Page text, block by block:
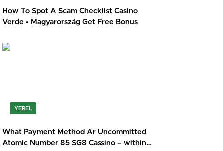
How To Spot A Scam Checklist Casino
Verde • Magyarország Get Free Bonus
YEREL
What Payment Method Ar Uncommitted
Atomic Number 85 SG8 Cassino – within